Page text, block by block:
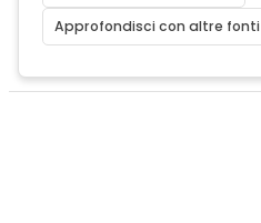
Approfondisci con altre fonti